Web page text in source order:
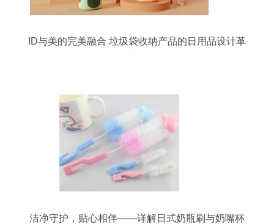
ID与美的完美融合 垃圾袋收纳产品的日用品设计革
洁净守护，贴心相伴——详解日式奶瓶刷与奶嘴杯